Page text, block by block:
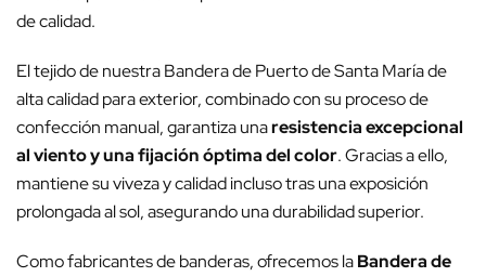
de calidad.
El tejido de nuestra Bandera de Puerto de Santa María de
alta calidad para exterior, combinado con su proceso de
confección manual, garantiza unaresistencia excepcional
al viento y una fijación óptima del color. Gracias a ello,
mantiene su viveza y calidad incluso tras una exposición
prolongada al sol, asegurando una durabilidad superior.
Como fabricantes de banderas, ofrecemos laBandera de